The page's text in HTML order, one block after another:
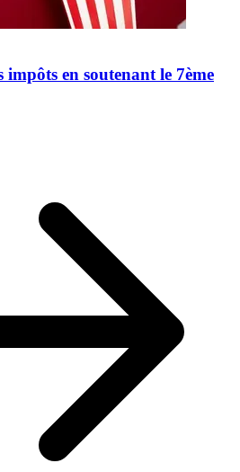
en soutenant le 7ème